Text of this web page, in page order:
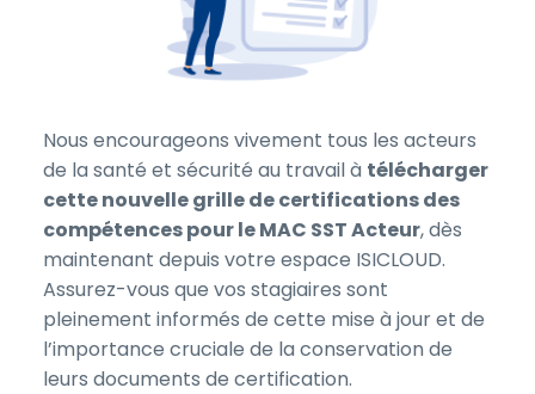
Nous encourageons vivement tous les acteurs
de la santé et sécurité au travail à télécharger
cette nouvelle grille de certifications des
compétences pour le MAC SST Acteur, dès
maintenant depuis votre espace ISICLOUD.
Assurez-vous que vos stagiaires sont
pleinement informés de cette mise à jour et de
l’importance cruciale de la conservation de
leurs documents de certification.